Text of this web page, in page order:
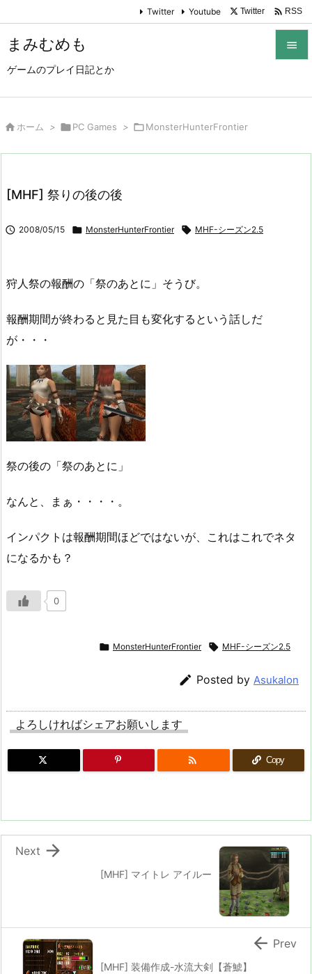
まみむめも
ゲームのプレイ日記とか

Twitter Youtube Twitter  RSS
 ホーム > PC Games > MonsterHunterFrontier
[MHF] 祭りの後の後
 2008/05/15  MonsterHunterFrontier  MHF-シーズン2.5
狩人祭の報酬の「祭のあとに」そうび。
報酬期間が終わると見た目も変化するという話しだ
が・・・
祭の後の「祭のあとに」
なんと、まぁ・・・・。
インパクトは報酬期間ほどではないが、これはこれでネタ
になるかも？
0
 MonsterHunterFrontier  MHF-シーズン2.5
 Posted by Asukalon
よろしければシェアお願いします
 Copy
[MHF] マイトレ アイルー

Next
[MHF] 装備作成-水流大剣【蒼鯱】
 Prev